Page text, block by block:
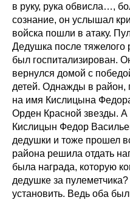
в руку, рука обвисла…,
сознание, он услышал
войска пошли в атаку.
Дедушка после тяжелого
был госпитализирован.
вернулся домой с
детей. Однажды в район,
на имя Кислицына
Орден Красной звезды.
Кислицын Федор
дедушки и тоже прошел
района решила отдать
была награда, которую
дедушке за
установить. Ведь оба